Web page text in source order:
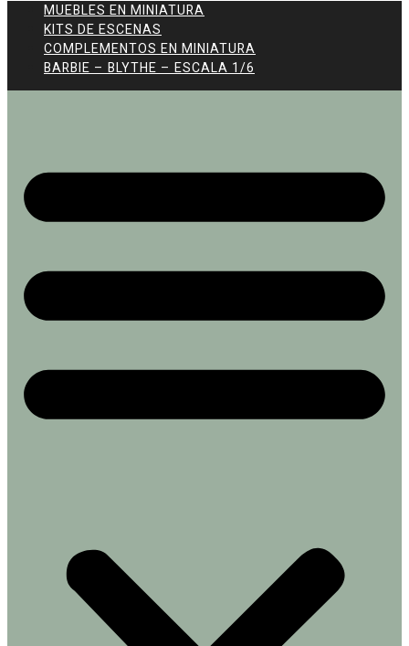
MUEBLES EN MINIATURA
KITS DE ESCENAS
COMPLEMENTOS EN MINIATURA
BARBIE – BLYTHE – ESCALA 1/6